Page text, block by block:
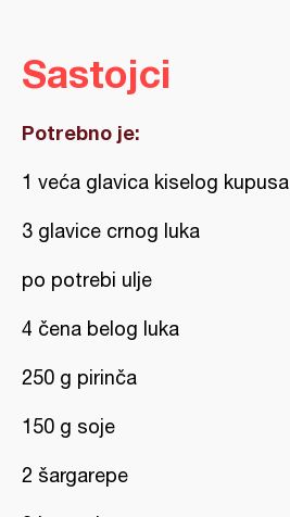
Sastojci
Potrebno je:
1 veća glavica kiselog kupusa
3 glavice crnog luka
po potrebi ulje
4 čena belog luka
250 g pirinča
150 g soje
2 šargarepe